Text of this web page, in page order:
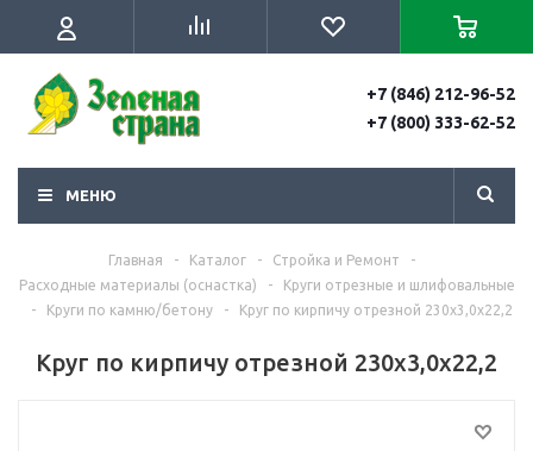
+7 (846) 212-96-52
+7 (800) 333-62-52
МЕНЮ
Главная - Каталог - Стройка и Ремонт
-
Расходные материалы (оснастка)
-
Круги отрезные и шлифовальные
-
Круги по камню/бетону - Круг по кирпичу отрезной 230х3,0х22,2
Круг по кирпичу отрезной 230х3,0х22,2